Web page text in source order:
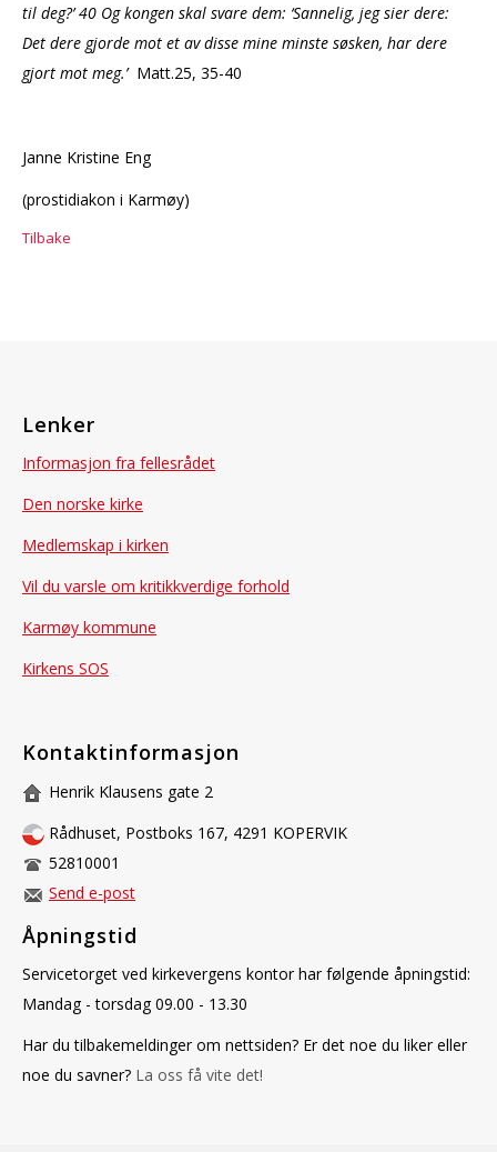
til deg?’ 40 Og kongen skal svare dem: ‘Sannelig, jeg sier dere:
Det dere gjorde mot et av disse mine minste søsken, har dere
gjort mot meg.’ Matt.25, 35-40
Janne Kristine Eng
(prostidiakon i Karmøy)
Tilbake
Lenker
Informasjon fra fellesrådet
Den norske kirke
Medlemskap i kirken
Vil du varsle om kritikkverdige forhold
Karmøy kommune
Kirkens SOS
Kontaktinformasjon
Henrik Klausens gate 2
Rådhuset, Postboks 167, 4291 KOPERVIK
52810001
Send e-post
Åpningstid
Servicetorget ved kirkevergens kontor har følgende åpningstid:
Mandag - torsdag 09.00 - 13.30
Har du tilbakemeldinger om nettsiden? Er det noe du liker eller
noe du savner? La oss få vite det!